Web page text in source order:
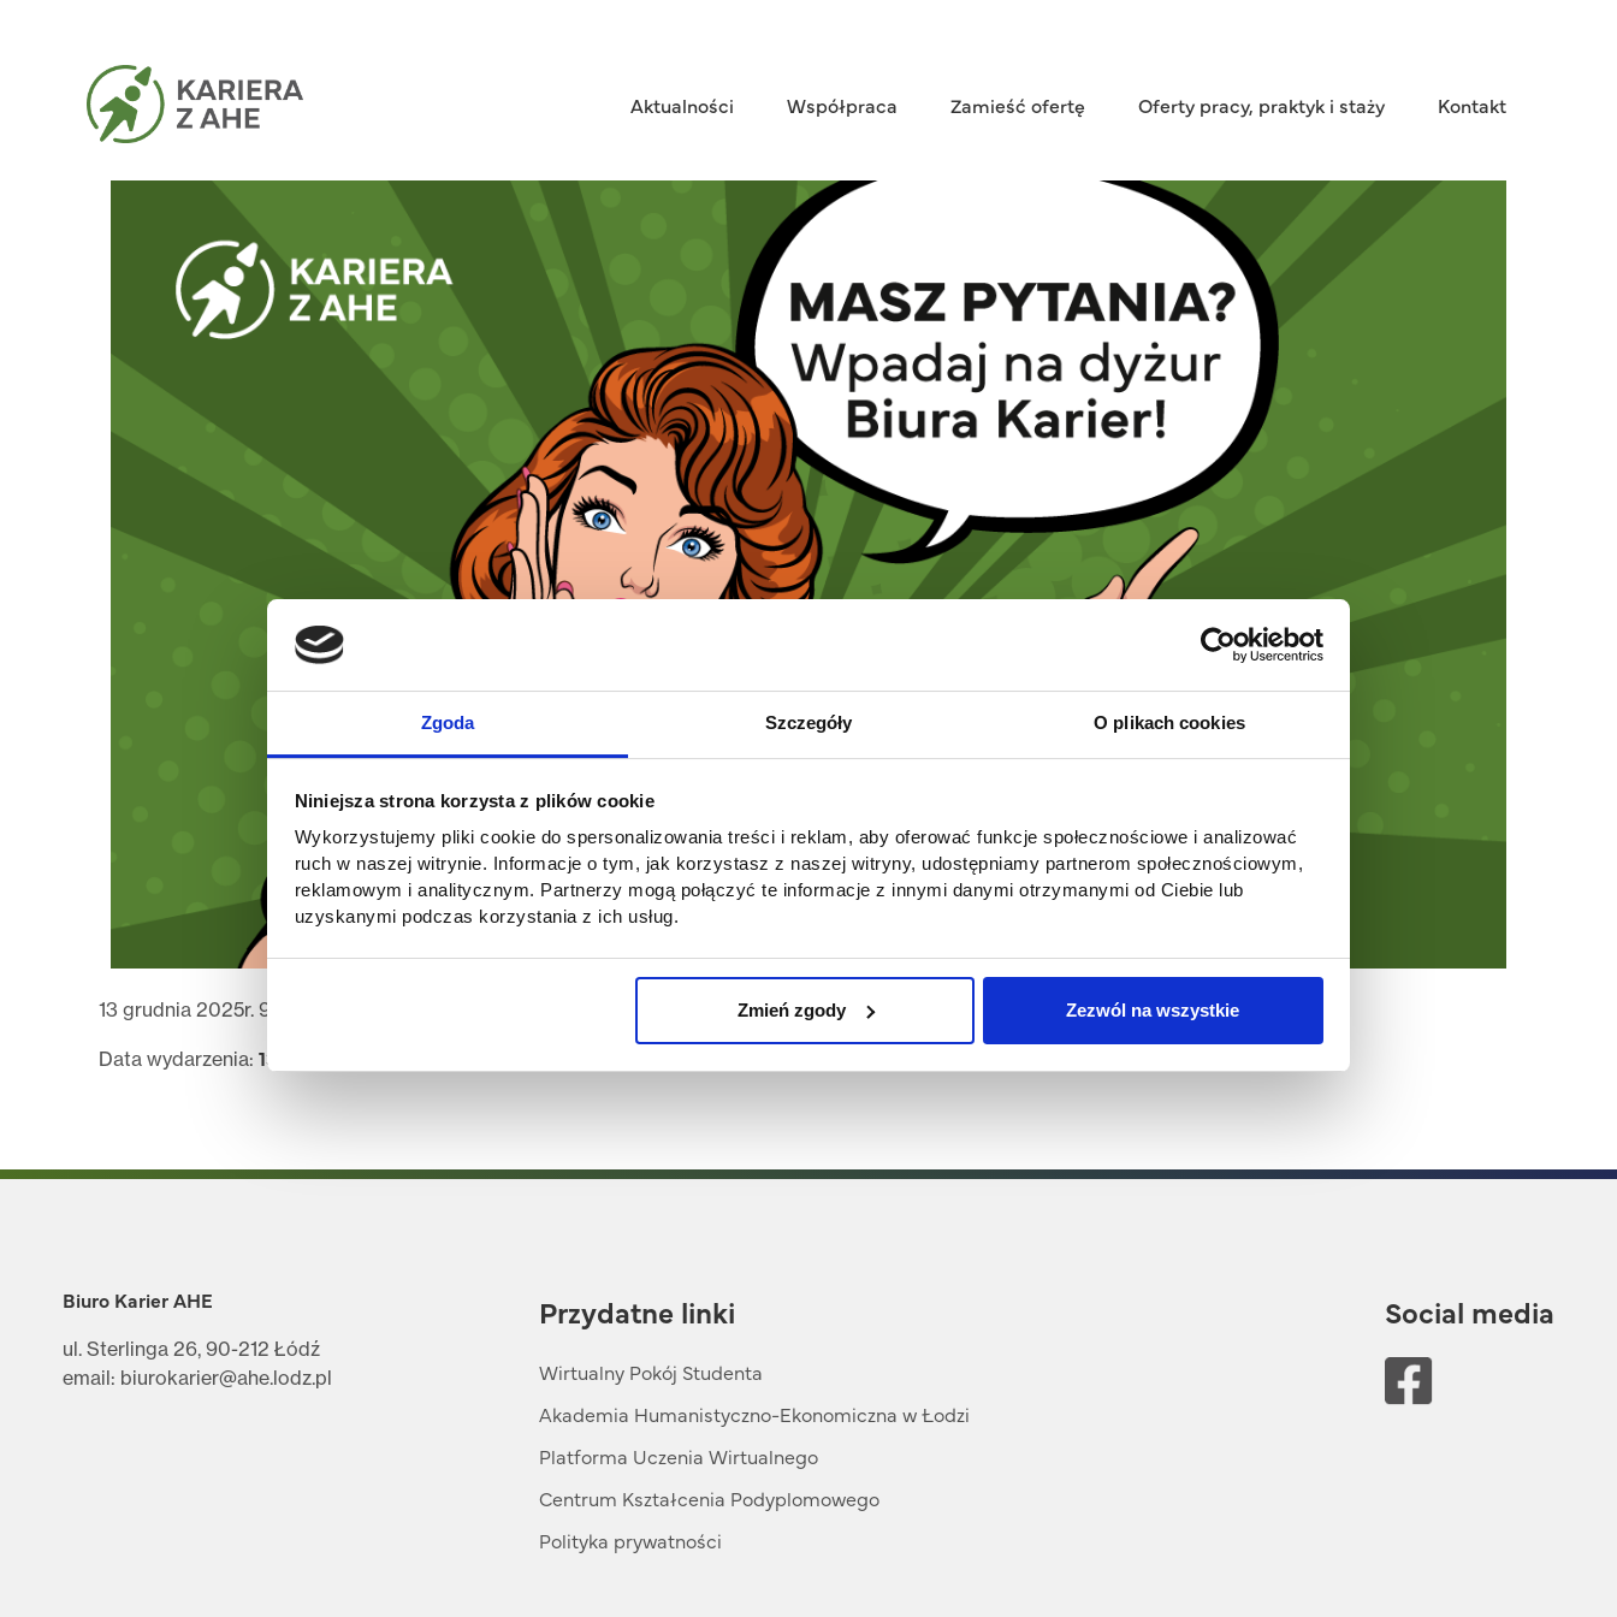
Zgoda Szczegóły O plikach cookies
Niniejsza strona korzysta z plików cookie
Wykorzystujemy pliki cookie do spersonalizowania treści i reklam, aby oferować funkcje społecznościowe i analizować
ruch w naszej witrynie. Informacje o tym, jak korzystasz z naszej witryny, udostępniamy partnerom społecznościowym,
reklamowym i analitycznym. Partnerzy mogą połączyć te informacje z innymi danymi otrzymanymi od Ciebie lub
uzyskanymi podczas korzystania z ich usług.
Zmień zgody Zezwól na wszystkie
Aktualności Współpraca Zamieść ofertę Oferty pracy, praktyk i staży Kontakt
13 grudnia 2025r. 9:30–12:30 – dyżur Biura Karier. Czekamy na Was!
Data wydarzenia: 13.12.2025 09:30
Biuro Karier AHE
ul. Sterlinga 26, 90-212 Łódź
email: biurokarier@ahe.lodz.pl
Przydatne linki
Wirtualny Pokój Studenta
Akademia Humanistyczno-Ekonomiczna w Łodzi
Platforma Uczenia Wirtualnego
Centrum Kształcenia Podyplomowego
Polityka prywatności
Social media